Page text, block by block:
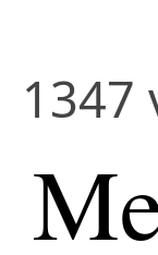
1347